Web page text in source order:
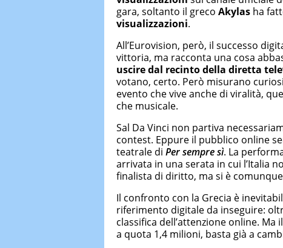
gara, soltanto il greco Akylas ha
visualizzazioni.
All’Eurovision, però, il successo
vittoria, ma racconta una cosa
uscire dal recinto della diretta
votano, certo. Però misurano
evento che vive anche di viralità,
che musicale.
Sal Da Vinci non partiva
contest. Eppure il pubblico online
teatrale di Per sempre sì. La
arrivata in una serata in cui l’Italia
finalista di diritto, ma si è
Il confronto con la Grecia è
riferimento digitale da inseguire:
classifica dell’attenzione online.
a quota 1,4 milioni, basta già a